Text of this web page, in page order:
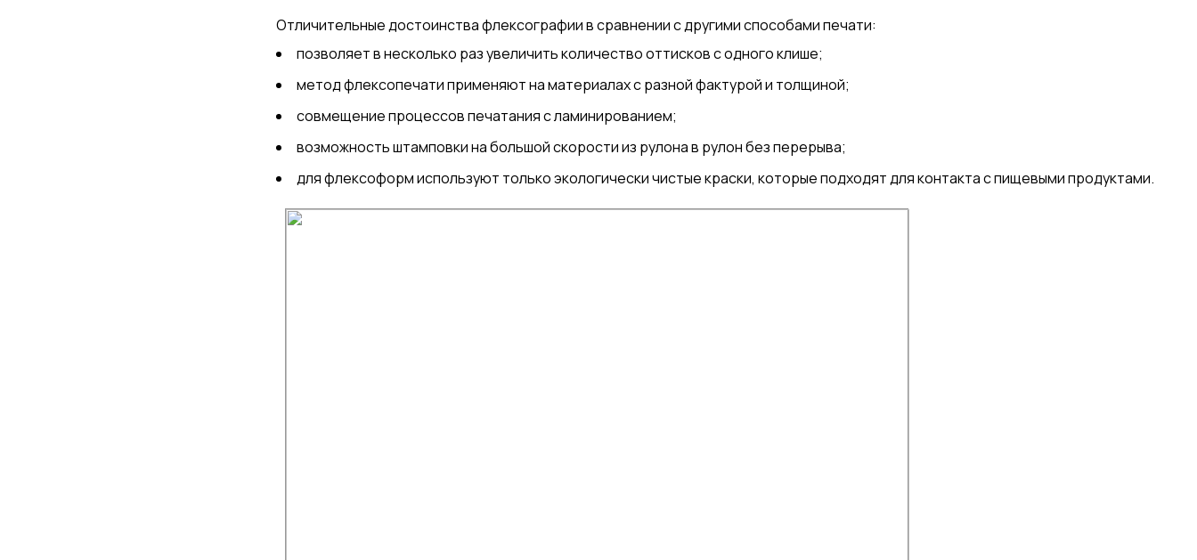
Отличительные достоинства флексографии в сравнении с другими способами печати:
позволяет в несколько раз увеличить количество оттисков с одного клише;
метод флексопечати применяют на материалах с разной фактурой и толщиной;
совмещение процессов печатания с ламинированием;
возможность штамповки на большой скорости из рулона в рулон без перерыва;
для флексоформ используют только экологически чистые краски, которые подходят для контакта с пищевыми продуктами.